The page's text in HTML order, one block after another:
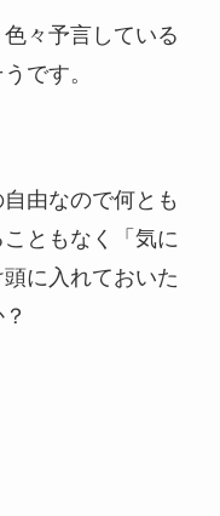
々予言している
です。
由なので何とも
ともなく「気に
に入れておいた